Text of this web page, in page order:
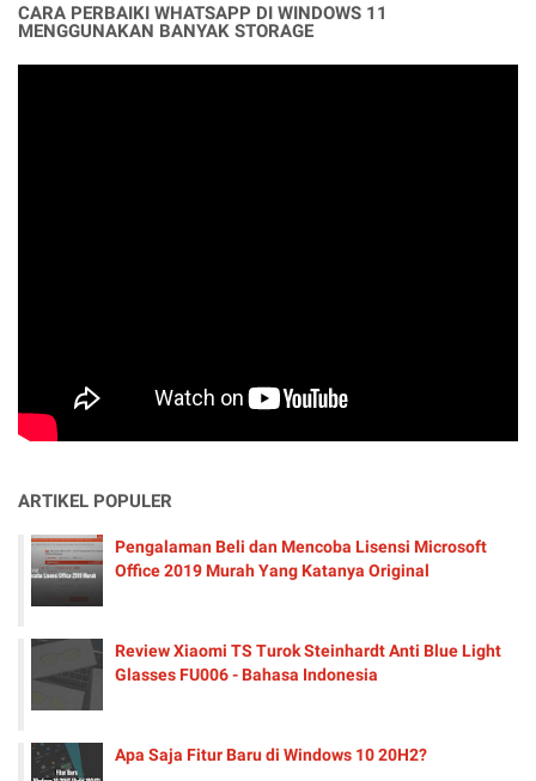
CARA PERBAIKI WHATSAPP DI WINDOWS 11
MENGGUNAKAN BANYAK STORAGE
ARTIKEL POPULER
Pengalaman Beli dan Mencoba Lisensi Microsoft
Office 2019 Murah Yang Katanya Original
Review Xiaomi TS Turok Steinhardt Anti Blue Light
Glasses FU006 - Bahasa Indonesia
Apa Saja Fitur Baru di Windows 10 20H2?